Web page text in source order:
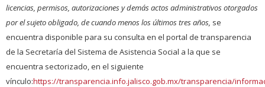
licencias, permisos, autorizaciones y demás actos administrativos otorgados
por el sujeto obligado, de cuando menos los últimos tres años, se
encuentra disponible para su consulta en el portal de transparencia
de la Secretaría del Sistema de Asistencia Social a la que se
encuentra sectorizado, en el siguiente
vínculo:https://transparencia.info.jalisco.gob.mx/transparencia/